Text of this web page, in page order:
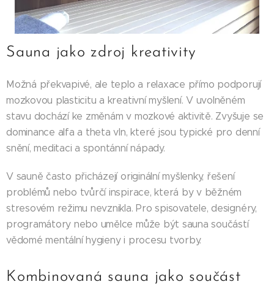
Sauna jako zdroj kreativity
Možná překvapivé, ale teplo a relaxace přímo podporují
mozkovou plasticitu a kreativní myšlení. V uvolněném
stavu dochází ke změnám v mozkové aktivitě. Zvyšuje se
dominance alfa a theta vln, které jsou typické pro denní
snění, meditaci a spontánní nápady.
V sauně často přicházejí originální myšlenky, řešení
problémů nebo tvůrčí inspirace, která by v běžném
stresovém režimu nevznikla. Pro spisovatele, designéry,
programátory nebo umělce může být sauna součástí
vědomé mentální hygieny i procesu tvorby.
Kombinovaná sauna jako součást